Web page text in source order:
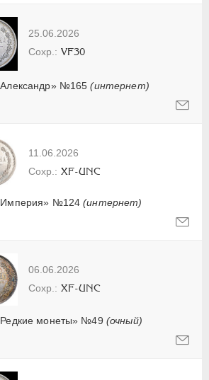
25.06.2026
№165(интернет)
VF30
11.06.2026
№124(интернет)
XF-UNC
06.06.2026
монеты» №49 (очный)
XF-UNC